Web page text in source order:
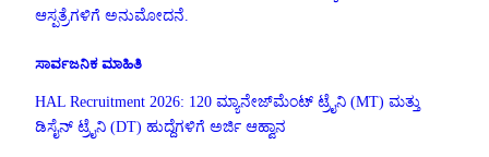
ಆಸ್ಪತ್ರೆಗಳಿಗೆ ಅನುಮೋದನೆ.
ಸಾರ್ವಜನಿಕ ಮಾಹಿತಿ
HAL Recruitment 2026: 120 ಮ್ಯಾನೇಜ್‌ಮೆಂಟ್ ಟ್ರೈನಿ (MT) ಮತ್ತು
ಡಿಸೈನ್ ಟ್ರೈನಿ (DT) ಹುದ್ದೆಗಳಿಗೆ ಅರ್ಜಿ ಆಹ್ವಾನ